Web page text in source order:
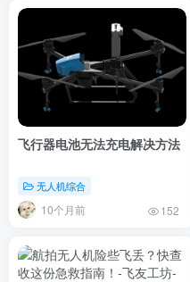
飞行器电池无法充电解决方法
无人机综合
10个月前 152